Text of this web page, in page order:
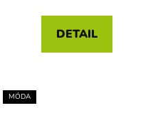
DETAIL
MÓDA